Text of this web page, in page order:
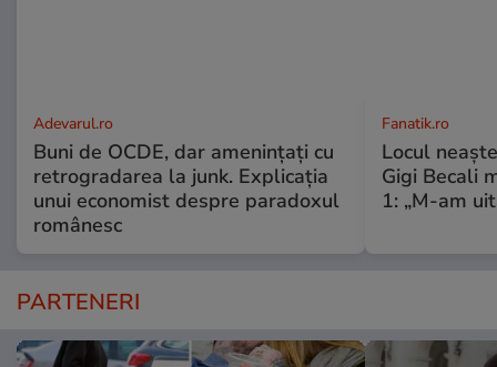
Adevarul.ro
Buni de OCDE, dar amenințați cu
retrogradarea la junk. Explicația
unui economist despre paradoxul
românesc
Fanatik.ro
Locul
Gigi Becali
1: „M-am
PARTENERI